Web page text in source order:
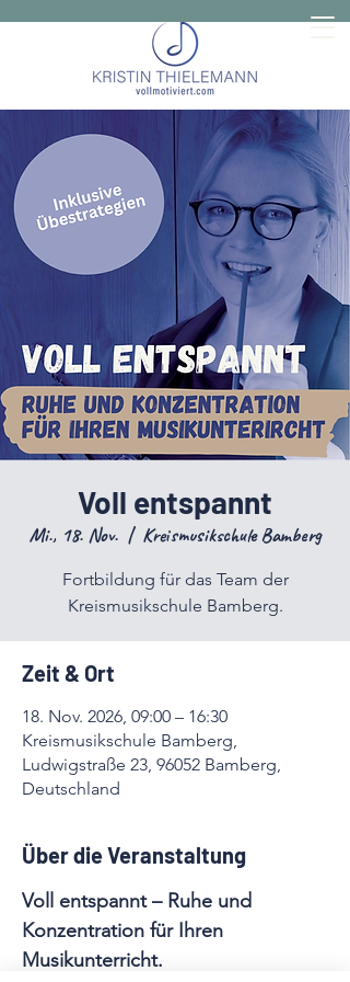
Voll entspannt
Mi., 18. Nov.
  |
Kreismusikschule Bamberg
Fortbildung für das Team der
Kreismusikschule Bamberg.
Zeit & Ort
18. Nov. 2026, 09:00 – 16:30
Kreismusikschule Bamberg,
Ludwigstraße 23, 96052 Bamberg,
Deutschland
Über die Veranstaltung
Voll entspannt – Ruhe und
Konzentration für Ihren
Musikunterricht.